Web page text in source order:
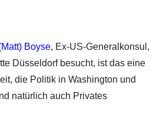
Boyse, Ex-US-Generalkonsul,
Düsseldorf besucht, ist das eine
die Politik in Washington und
natürlich auch Privates